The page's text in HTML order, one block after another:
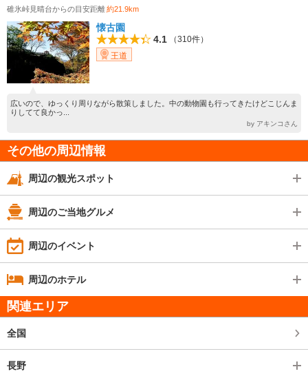
碓氷峠見晴台からの目安距離約21.9km
懐古園
4.1
（310件）
王道
広いので、ゆっくり周りながら散策しました。中の動物園も行ってきたけどこじんま
りしてて良かっ...
by アキンコさん
その他の周辺情報
周辺の観光スポット
周辺のご当地グルメ
周辺のイベント
周辺のホテル
関連エリア
全国
長野